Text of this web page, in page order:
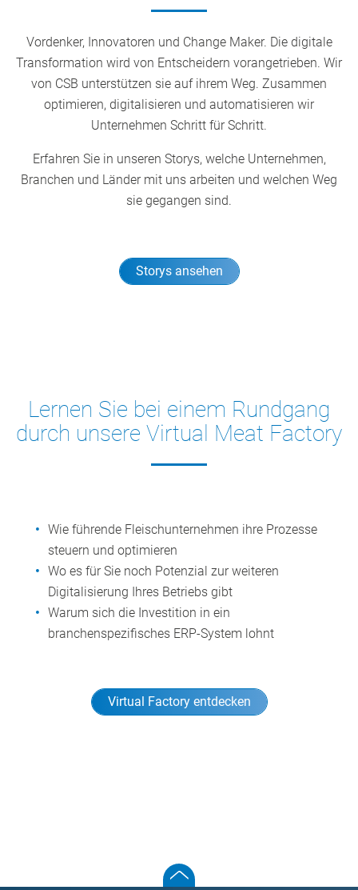
Vordenker, Innovatoren und Change Maker. Die digitale
Transformation wird von Entscheidern vorangetrieben. Wir
von CSB unterstützen sie auf ihrem Weg. Zusammen
optimieren, digitalisieren und automatisieren wir
Unternehmen Schritt für Schritt.
Erfahren Sie in unseren Storys, welche Unternehmen,
Branchen und Länder mit uns arbeiten und welchen Weg
sie gegangen sind.
Storys ansehen
Lernen Sie bei einem Rundgang
durch unsere Virtual Meat Factory
Wie führende Fleischunternehmen ihre Prozesse
steuern und optimieren
Wo es für Sie noch Potenzial zur weiteren
Digitalisierung Ihres Betriebs gibt
Warum sich die Investition in ein
branchenspezifisches ERP-System lohnt
Virtual Factory entdecken